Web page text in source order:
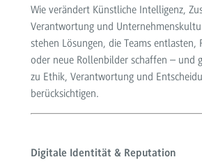
Wie verändert Künstliche Intelligenz,
Verantwortung und
stehen Lösungen, die Teams entlasten,
oder neue Rollenbilder schaffen – und
zu Ethik, Verantwortung und
berücksichtigen.
Digitale Identität & Reputation